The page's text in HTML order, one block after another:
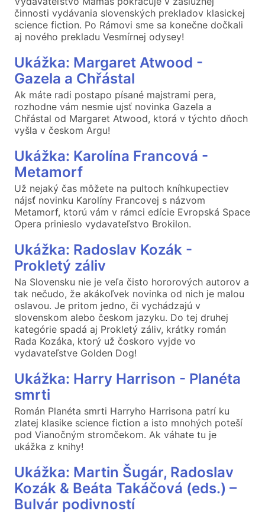
činnosti vydávania slovenských prekladov klasickej
science fiction. Po Rámovi sme sa konečne dočkali
aj nového prekladu Vesmírnej odysey!
Ukážka: Margaret Atwood -
Gazela a Chřástal
Ak máte radi postapo písané majstrami pera,
rozhodne vám nesmie ujsť novinka Gazela a
Chřástal od Margaret Atwood, ktorá v týchto dňoch
vyšla v českom Argu!
Ukážka: Karolína Francová -
Metamorf
Už nejaký čas môžete na pultoch kníhkupectiev
nájsť novinku Karolíny Francovej s názvom
Metamorf, ktorú vám v rámci edície Evropská Space
Opera prinieslo vydavateľstvo Brokilon.
Ukážka: Radoslav Kozák -
Prokletý záliv
Na Slovensku nie je veľa čisto hororových autorov a
tak nečudo, že akákoľvek novinka od nich je malou
oslavou. Je pritom jedno, či vychádzajú v
slovenskom alebo českom jazyku. Do tej druhej
kategórie spadá aj Prokletý záliv, krátky román
Rada Kozáka, ktorý už čoskoro vyjde vo
vydavateľstve Golden Dog!
Ukážka: Harry Harrison - Planéta
smrti
Román Planéta smrti Harryho Harrisona patrí ku
zlatej klasike science fiction a isto mnohých poteší
pod Vianočným stromčekom. Ak váhate tu je
ukážka z knihy!
Ukážka: Martin Šugár, Radoslav
Kozák & Beáta Takáčová (eds.) –
Bulvár podivností